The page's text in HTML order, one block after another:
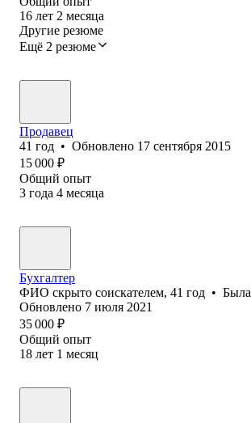
16 лет 2 месяца
Другие резюме
Ещё 2 резюме
Продавец
41 год • Обновлено 17 сентября 2015
15 000 ₽
Общий опыт
3 года 4 месяца
Бухгалтер
ФИО скрыто соискателем, 41 год • Была
Обновлено 7 июля 2021
35 000 ₽
Общий опыт
18 лет 1 месяц